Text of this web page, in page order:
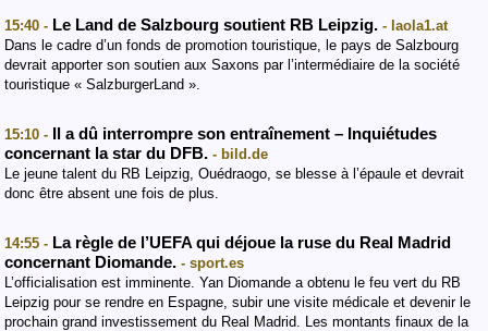
15:40 - Le Land de Salzbourg soutient RB Leipzig. - laola1.at
Dans le cadre d’un fonds de promotion touristique, le pays de Salzbourg
devrait apporter son soutien aux Saxons par l’intermédiaire de la société
touristique « SalzburgerLand ».
15:10 -
Il a dû interrompre son entraînement – Inquiétudes
concernant la star du DFB. - bild.de
Le jeune talent du RB Leipzig, Ouédraogo, se blesse à l’épaule et devrait
donc être absent une fois de plus.
14:55 - La règle de l’UEFA qui déjoue la ruse du Real Madrid
concernant Diomande. - sport.es
L’officialisation est imminente. Yan Diomande a obtenu le feu vert du RB
Leipzig pour se rendre en Espagne, subir une visite médicale et devenir le
prochain grand investissement du Real Madrid. Les montants finaux de la